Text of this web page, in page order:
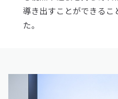
導き出すことができるこ
た。